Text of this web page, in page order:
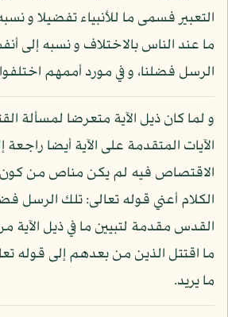
التعبير فسمى ما للأنبياء تفضيلا و
ما عند الناس بالاختلاف و نسبه إلى
الرسل فضلنا، و في مورد أممهم
و لما كان ذيل الآية متعرضا لمسألة
الآيات المتقدمة على الآية أيضا راجعة
الاقتصاص فيه لم يكن مناص من
الكلام أعني قوله تعالى: تلك الرسل
القدس مقدمة لتبيين ما في ذيل الآية
ما اقتتل الذين من بعدهم إلى قوله
ما يريد.